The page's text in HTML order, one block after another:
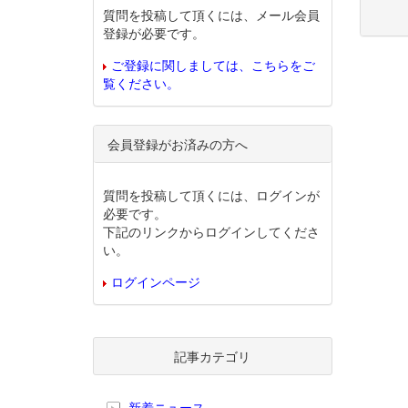
質問を投稿して頂くには、メール会員
登録が必要です。
ご登録に関しましては、こちらをご
覧ください。
会員登録がお済みの方へ
質問を投稿して頂くには、ログインが
必要です。
下記のリンクからログインしてくださ
い。
ログインページ
記事カテゴリ